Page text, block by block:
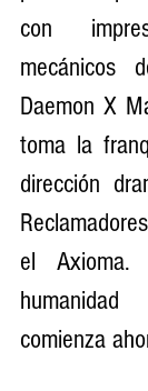
con
mecánicos
Daemon X
toma la
dirección
el
comienza